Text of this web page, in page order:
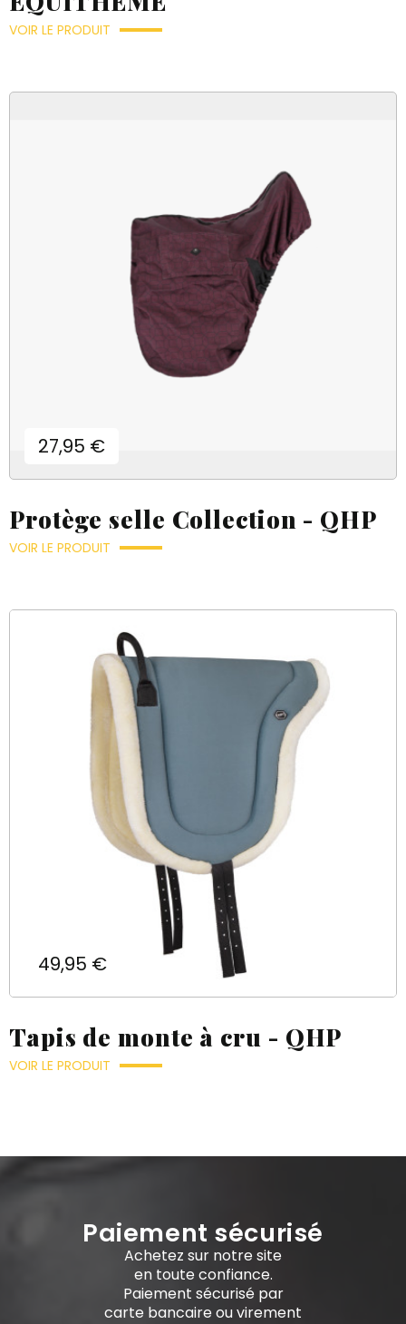
VOIR LE PRODUIT
Prix
27,95 €
Protège selle Collection - QHP
VOIR LE PRODUIT
Prix
49,95 €
Tapis de monte à cru - QHP
VOIR LE PRODUIT
Paiement sécurisé
Achetez sur notre site
en toute confiance.
Paiement sécurisé par
carte bancaire ou virement